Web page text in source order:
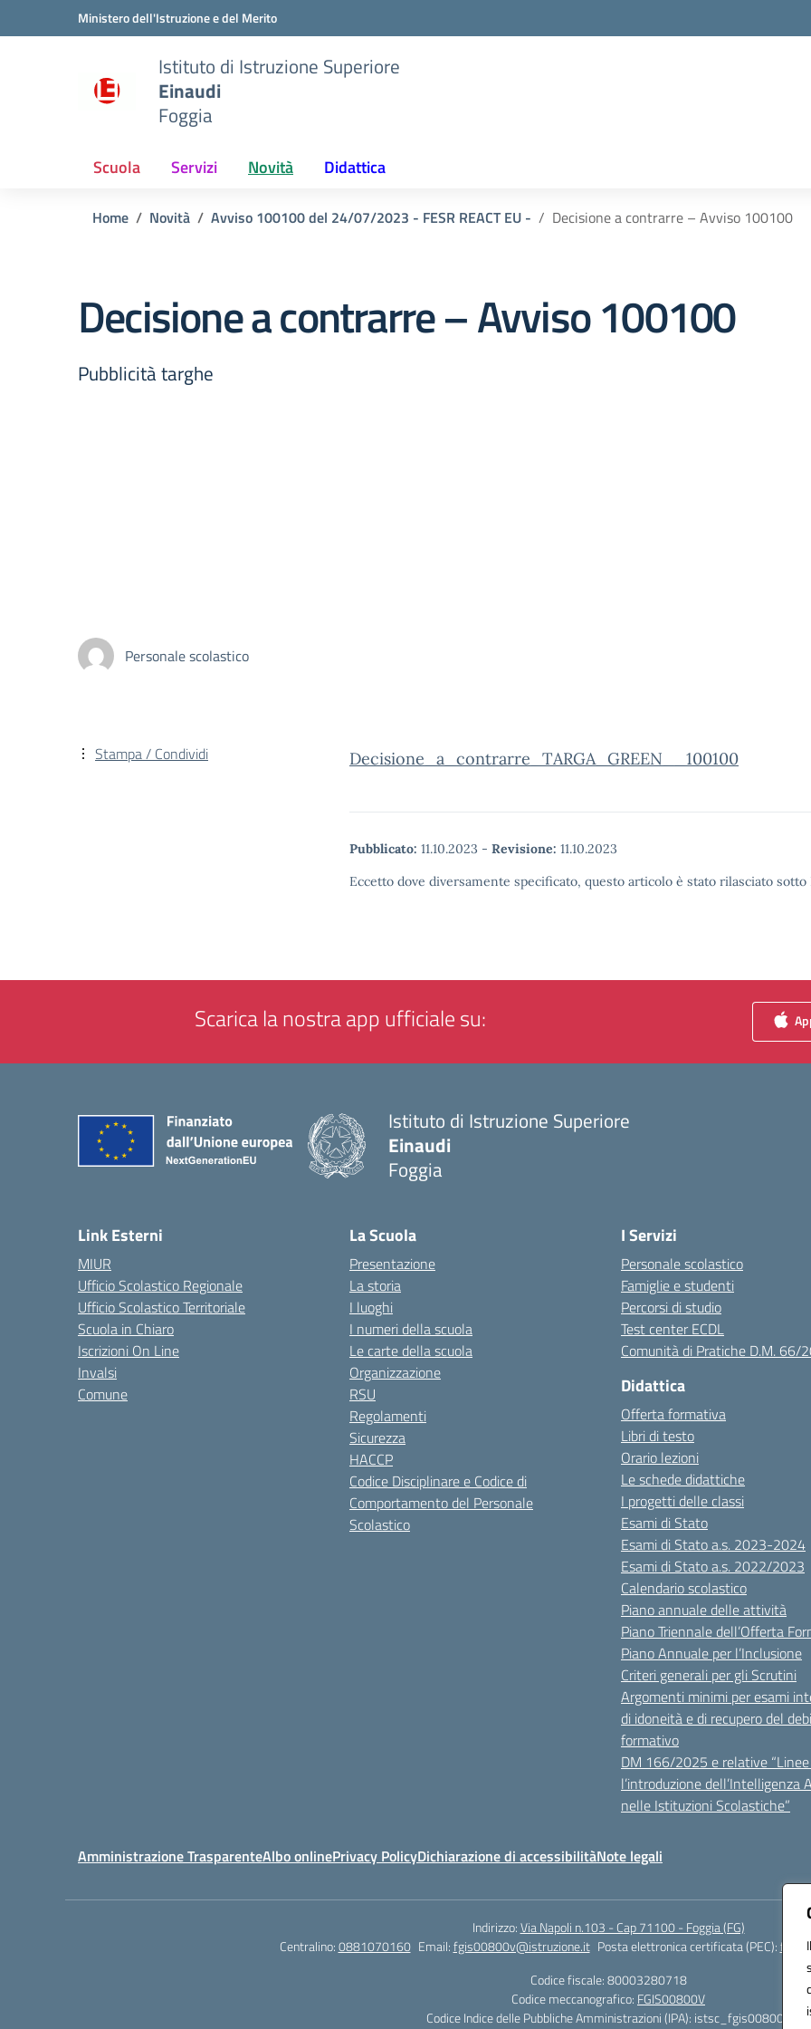
Vai ai contenuti
Vai al menu di navigazioneMinistero dell'Istruzione e del Merito
Istituto di Istruzione Superiore
Einaudi
Foggia
Scuola Servizi Novità Didattica
Home Novità Avviso 100100 del 24/07/2023 - FESR REACT EU - Decisione a contrarre – Avviso 100100
Decisione a contrarre – Avviso 100100
Pubblicità targhe
Personale scolastico
Decisione_a_contrarre_TARGA_GREEN__100100
Pubblicato: 11.10.2023 - Revisione: 11.10.2023
Eccetto dove diversamente specificato, questo articolo è stato rilasciato
Stampa / Condividi
Scarica la nostra app ufficiale su:
Istituto di Istruzione Superiore
Einaudi
Foggia
Link Esterni
MIUR
Ufficio Scolastico Regionale
Ufficio Scolastico Territoriale
Scuola in Chiaro
Iscrizioni On Line
Invalsi
Comune
La Scuola
Presentazione
La storia
I luoghi
I numeri della scuola
Le carte della scuola
Organizzazione
RSU
Regolamenti
Sicurezza
HACCP
Codice Disciplinare e Codice di
Comportamento del Personale
Scolastico
I Servizi
Personale scolastico
Famiglie e studenti
Percorsi di studio
Test center ECDL
Comunità di Pratiche D.M. 66/
Didattica
Offerta formativa
Libri di testo
Orario lezioni
Le schede didattiche
I progetti delle classi
Esami di Stato
Esami di Stato a.s. 2023-2024
Esami di Stato a.s. 2022/2023
Calendario scolastico
Piano annuale delle attività
Piano Triennale dell’Offerta
Piano Annuale per l’Inclusione
Criteri generali per gli Scrutini
Argomenti minimi per esami
di idoneità e di recupero del
formativo
DM 166/2025 e relative
l’introduzione dell’Intelligenza
nelle Istituzioni Scolastiche”
Amministrazione TrasparenteAlbo onlinePrivacy PolicyDichiarazione di accessibilitàNote legali
Indirizzo:Via Napoli n.103 - Cap 71100 - Foggia (FG)
Centralino:0881070160 Email:fgis00800v@istruzione.it Posta elettronica certificata (PEC):
Codice fiscale: 80003280718
Codice meccanografico: FGIS00800V
Codice Indice delle Pubbliche Amministrazioni (IPA): istsc_fgis00800v